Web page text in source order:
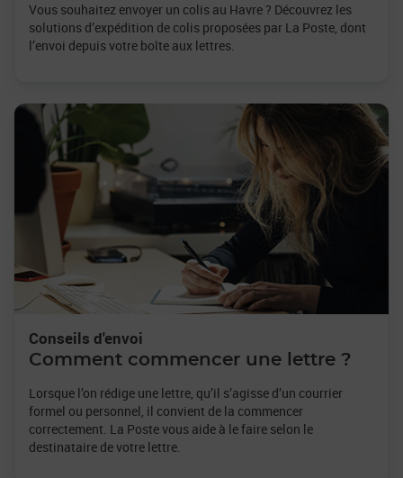
Vous souhaitez envoyer un colis au Havre ? Découvrez les
solutions d’expédition de colis proposées par La Poste, dont
l’envoi depuis votre boîte aux lettres.
Conseils d'envoi
Comment commencer une lettre ?
Lorsque l’on rédige une lettre, qu’il s’agisse d’un courrier
formel ou personnel, il convient de la commencer
correctement. La Poste vous aide à le faire selon le
destinataire de votre lettre.